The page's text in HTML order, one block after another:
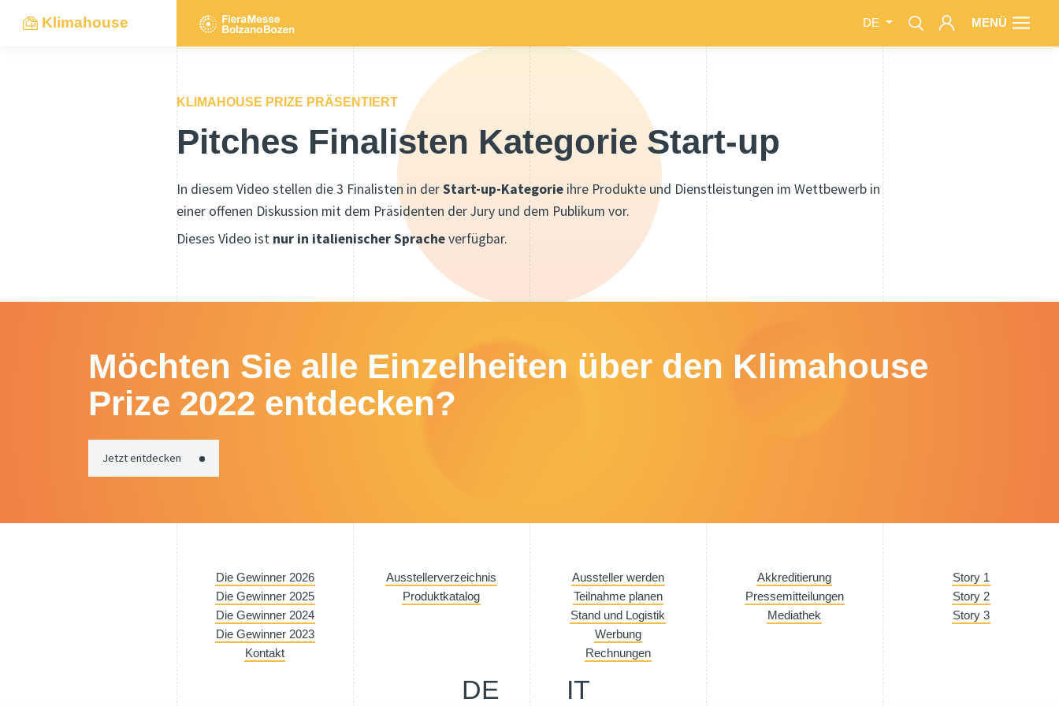
Klimahouse DE MENÜ
KLIMAHOUSE PRIZE PRÄSENTIERT
Pitches Finalisten Kategorie Start-up
In diesem Video stellen die 3 Finalisten in derStart-up-Kategorie ihre Produkte und Dienstleistungen im Wettbewerb in
einer offenen Diskussion mit dem Präsidenten der Jury und dem Publikum vor.
Dieses Video ist nur in italienischer Spracheverfügbar.
Möchten Sie alle Einzelheiten über den Klimahouse
Prize 2022 entdecken?
Jetzt entdecken
Die Gewinner 2026
Die Gewinner 2025
Die Gewinner 2024
Die Gewinner 2023
Kontakt
Ausstellerverzeichnis
Produktkatalog
Aussteller werden
Teilnahme planen
Stand und Logistik
Werbung
Rechnungen
Akkreditierung
Pressemitteilungen
Mediathek
Story 1
Story 2
Story 3
DE IT